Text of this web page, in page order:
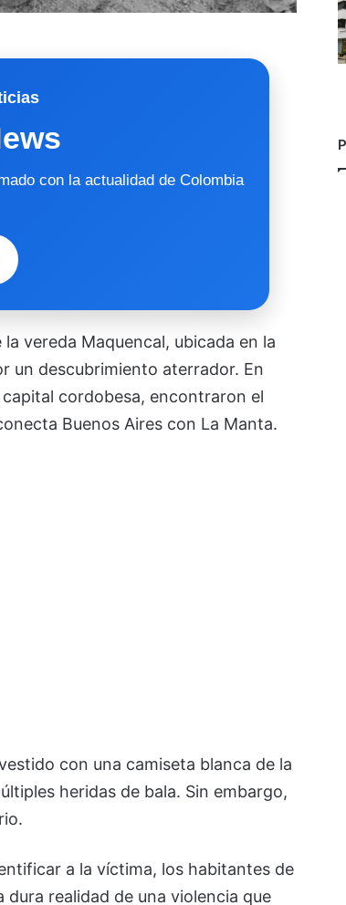
con la actualidad de Colombia
vereda Maquencal, ubicada en la
un descubrimiento aterrador. En
cordobesa, encontraron el
Buenos Aires con La Manta.
con una camiseta blanca de la
heridas de bala. Sin embargo,
a la víctima, los habitantes de
realidad de una violencia que